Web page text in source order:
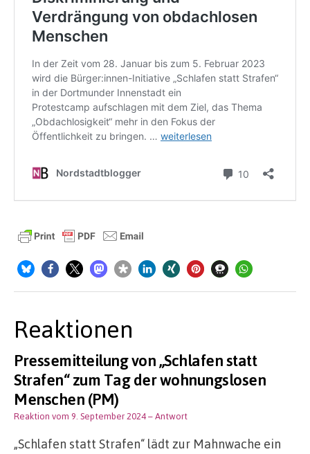
Reaktionen
Pressemitteilung von „Schlafen statt
Strafen“ zum Tag der wohnungslosen
Menschen (PM)
Reaktion vom 9. September 2024– Antwort
„Schlafen statt Strafen“ lädt zur Mahnwache ein